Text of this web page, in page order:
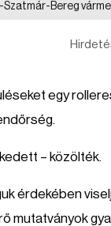
Bereg
egy
– közölték.
érdekében
mutatványok